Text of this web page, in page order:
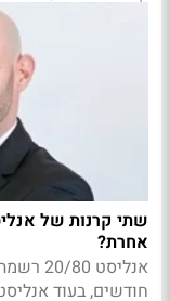
אחרת?